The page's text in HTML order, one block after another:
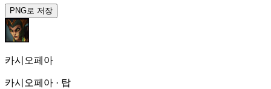
PNG로 저장
카시오페아
카시오페아 · 탑